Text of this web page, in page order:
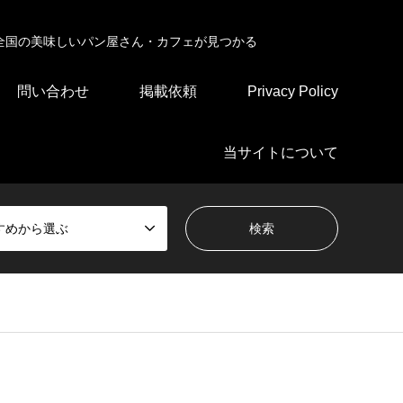
の美味しいパン屋さん・カフェが見つかる
問い合わせ 掲載依頼 Privacy Policy
当サイトについて
めから選ぶ